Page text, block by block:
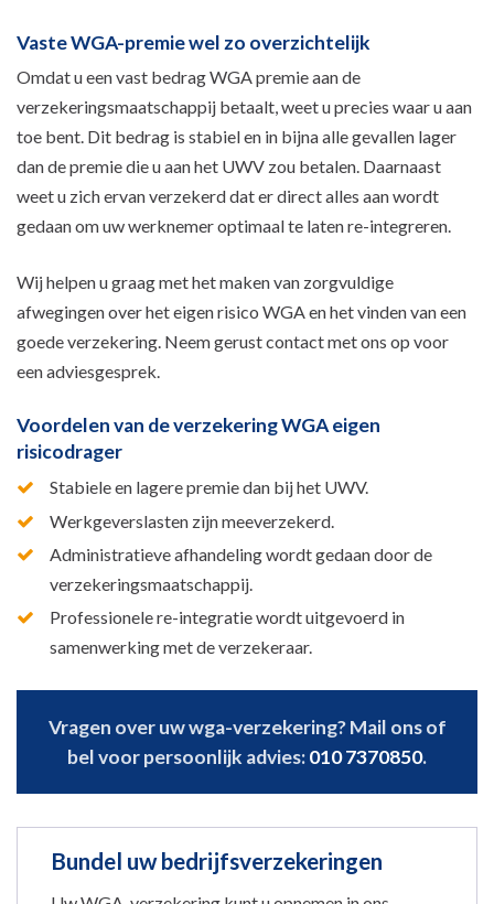
Vaste WGA-premie wel zo overzichtelijk
Omdat u een vast bedrag WGA premie aan de
verzekeringsmaatschappij betaalt, weet u precies waar u aan
toe bent. Dit bedrag is stabiel en in bijna alle gevallen lager
dan de premie die u aan het UWV zou betalen. Daarnaast
weet u zich ervan verzekerd dat er direct alles aan wordt
gedaan om uw werknemer optimaal te laten re-integreren.
Wij helpen u graag met het maken van zorgvuldige
afwegingen over het eigen risico WGA en het vinden van een
goede verzekering. Neem gerust contact met ons op voor
een adviesgesprek.
Voordelen van de verzekering WGA eigen
risicodrager
Stabiele en lagere premie dan bij het UWV.
Werkgeverslasten zijn meeverzekerd.
Administratieve afhandeling wordt gedaan door de
verzekeringsmaatschappij.
Professionele re-integratie wordt uitgevoerd in
samenwerking met de verzekeraar.
Vragen over uw wga-verzekering? Mail ons of
bel voor persoonlijk advies:010 7370850.
Bundel uw bedrijfsverzekeringen